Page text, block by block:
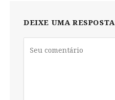
DEIXE UMA RESPOSTA